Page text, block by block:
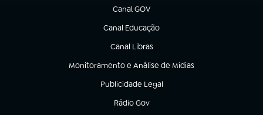
Canal GOV
(abre em nova aba)
Canal Educação
(abre em nova aba)
Canal Libras
(abre em nova aba)
Monitoramento e Análise de Mídias
(abre em nova aba)
Publicidade Legal
(abre em nova aba)
Rádio Gov
(abre em nova aba)